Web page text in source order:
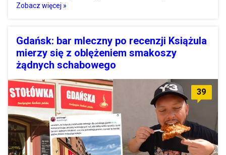
Zobacz więcej »
Gdańsk: bar mleczny po recenzji Książula
mierzy się z oblężeniem smakoszy
żądnych schabowego
39